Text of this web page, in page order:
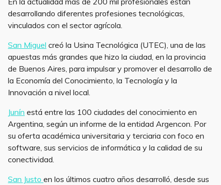
desarrollando diferentes profesiones tecnológicas,
vinculados con el sector agrícola.
San Miguel creó la Usina Tecnológica (UTEC), una de las
apuestas más grandes que hizo la ciudad, en la provincia
de Buenos Aires, para impulsar y promover el desarrollo de
la Economía del Conocimiento, la Tecnología y la
Innovación a nivel local.
Junín está entre las 100 ciudades del conocimiento en
Argentina, según un informe de la entidad Argencon. Por
su oferta académica universitaria y terciaria con foco en
software, sus servicios de informática y la calidad de su
conectividad.
San Justo en los últimos cuatro años desarrolló, desde sus